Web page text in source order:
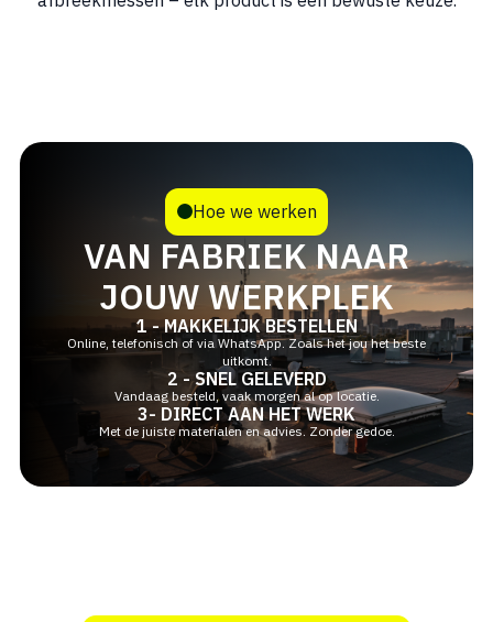
Hoe we werken
VAN FABRIEK NAAR
JOUW WERKPLEK
1 - MAKKELIJK BESTELLEN
Online, telefonisch of via WhatsApp. Zoals het jou het beste
uitkomt.
2 - SNEL GELEVERD
Vandaag besteld, vaak morgen al op locatie.
3- DIRECT AAN HET WERK
Met de juiste materialen en advies. Zonder gedoe.